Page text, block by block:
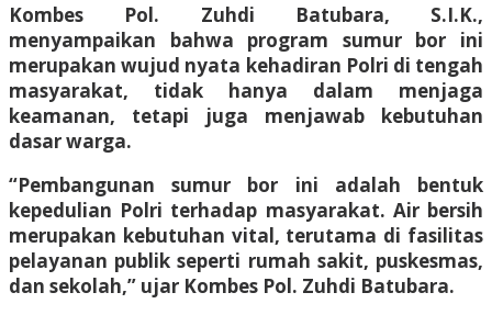
Kombes Pol. Zuhdi Batubara, S.I.K.,
menyampaikan bahwa program sumur bor ini
merupakan wujud nyata kehadiran Polri di tengah
masyarakat, tidak hanya dalam menjaga
keamanan, tetapi juga menjawab kebutuhan
dasar warga.
“Pembangunan sumur bor ini adalah bentuk
kepedulian Polri terhadap masyarakat. Air bersih
merupakan kebutuhan vital, terutama di fasilitas
pelayanan publik seperti rumah sakit, puskesmas,
dan sekolah,” ujar Kombes Pol. Zuhdi Batubara.